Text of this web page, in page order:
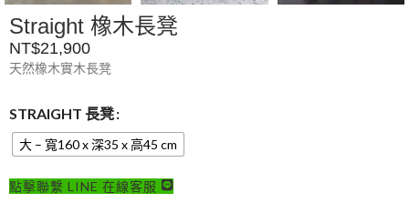
Straight 橡木長凳
NT$21,900
天然橡木實木長凳
STRAIGHT 長凳
大 – 寬160 x 深35 x 高45 cm
點擊聯繫 LINE 在線客服